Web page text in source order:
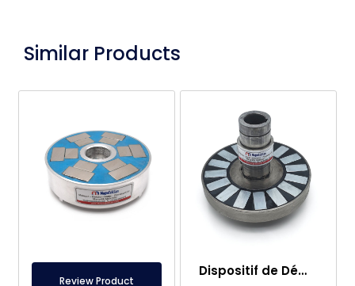
Similar Products
Review Product
Dispositif de Démagnétisation à Convoyeur Type Tunnel 400×300 mm – Avec Clôture et Système de Sécurité